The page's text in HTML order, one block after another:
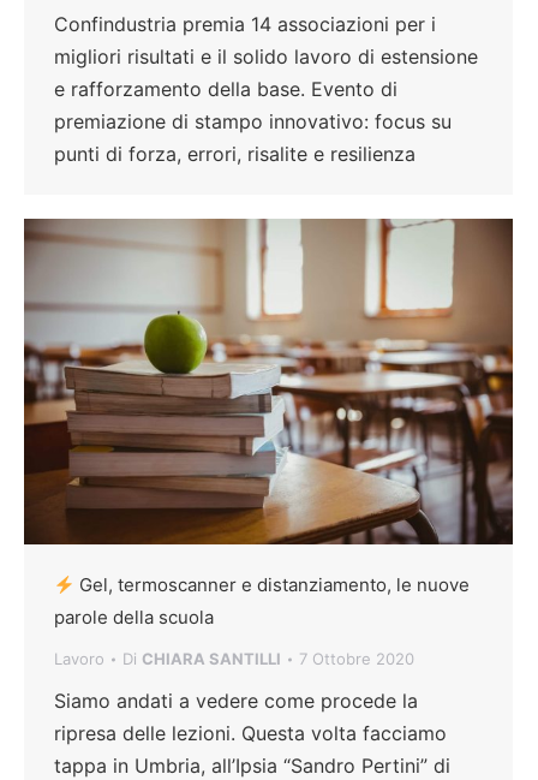
Confindustria premia 14 associazioni per i
migliori risultati e il solido lavoro di estensione
e rafforzamento della base. Evento di
premiazione di stampo innovativo: focus su
punti di forza, errori, risalite e resilienza
Gel, termoscanner e distanziamento, le nuove
parole della scuola
Lavoro Di CHIARA SANTILLI 7 Ottobre 2020
Siamo andati a vedere come procede la
ripresa delle lezioni. Questa volta facciamo
tappa in Umbria, all’Ipsia “Sandro Pertini” di